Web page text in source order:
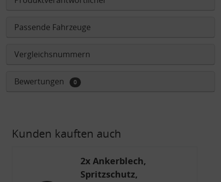
Passende Fahrzeuge
Vergleichsnummern
Bewertungen 0
Kunden kauften auch
2x Ankerblech,
Spritzschutz,